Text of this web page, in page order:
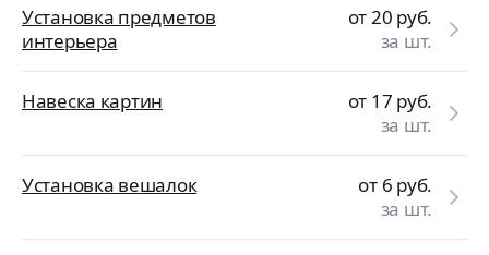
Установка предметов
интерьера
от 20 руб.
за шт.
Навеска картин от 17 руб.
за шт.
Установка вешалок от 6 руб.
за шт.